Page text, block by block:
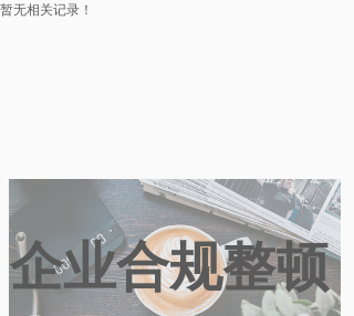
暂无相关记录！
企业合规整顿